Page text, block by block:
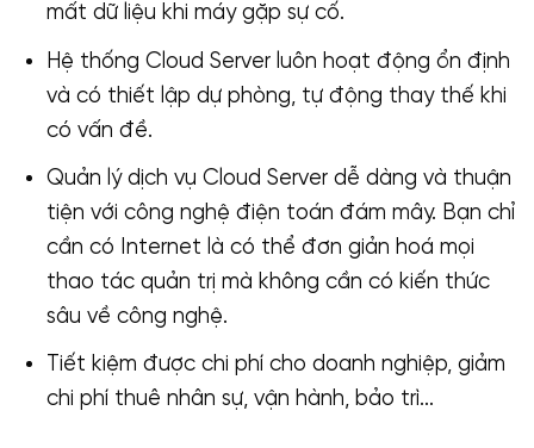
mất dữ liệu khi máy gặp sự cố.
Hệ thống Cloud Server luôn hoạt động ổn định
và có thiết lập dự phòng, tự động thay thế khi
có vấn đề.
Quản lý dịch vụ Cloud Server dễ dàng và thuận
tiện với công nghệ điện toán đám mây. Bạn chỉ
cần có Internet là có thể đơn giản hoá mọi
thao tác quản trị mà không cần có kiến thức
sâu về công nghệ.
Tiết kiệm được chi phí cho doanh nghiệp, giảm
chi phí thuê nhân sự, vận hành, bảo trì…